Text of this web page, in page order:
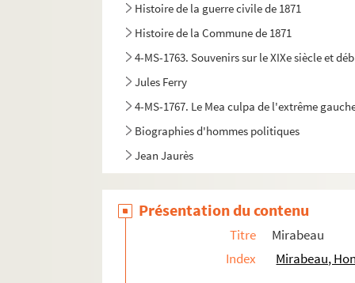
Histoire de la guerre civile de 1871
Histoire de la Commune de 1871
4-MS-1763. Souvenirs sur le XIXe siècle et
Jules Ferry
4-MS-1767. Le Mea culpa de l'extrême
Biographies d'hommes politiques
Jean Jaurès
Présentation du contenu
Titre
Mirabeau
Index
Mirabeau,